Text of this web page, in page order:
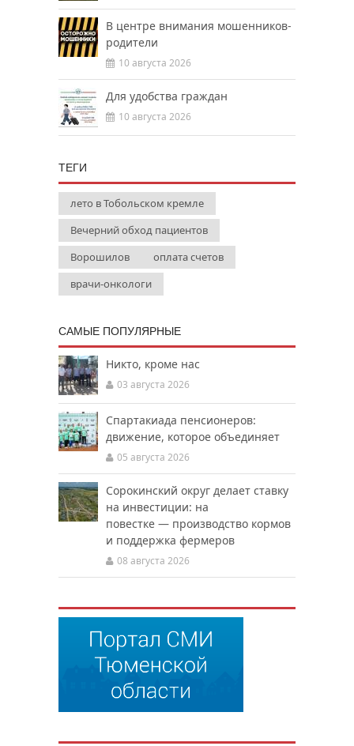
В центре внимания мошенников-
родители
10 августа 2026
Для удобства граждан
10 августа 2026
ТЕГИ
лето в Тобольском кремле
Вечерний обход пациентов
Ворошилов
оплата счетов
врачи-онкологи
САМЫЕ ПОПУЛЯРНЫЕ
Никто, кроме нас
03 августа 2026
Спартакиада пенсионеров:
движение, которое объединяет
05 августа 2026
Сорокинский округ делает ставку
на инвестиции: на
повестке — производство кормов
и поддержка фермеров
08 августа 2026